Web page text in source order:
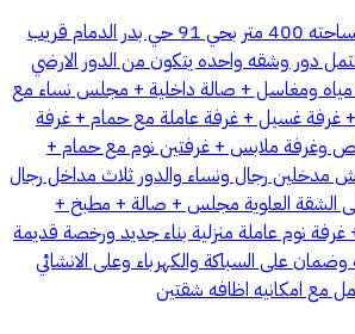
للبيع دور وشقه جديد مساحته 400 متر بحي 91 حي بدر الدمام قريب
دور وشقه واحده يتكون من الدور الارضي
ومغاسل + صالة داخلية + مجلس نساء مع
غسيل + غرفة عاملة مع حمام + غرفة
وغرفة ملابس + غرفتين نوم مع حمام +
رجال ونساء والدور ثلاث مداخل رجال
العلوية مجلس + صالة + مطبخ +
غرفة نوم عاملة منزلية بناء جديد ورخصة قديمة
وضمان على السباكة والكهرباء وعلى الانشائي
مع امکانیه اظافه شقتين